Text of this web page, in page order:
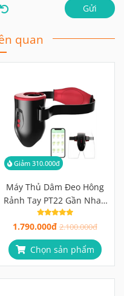
Gửi
quan
Giảm 310.000đ
Máy Thủ Dâm Đeo Hông
Rảnh Tay PT22 Gần Nhau
Dù Đang Ở Xa
1.790.000đ 2.100.000đ
Chọn sản phẩm